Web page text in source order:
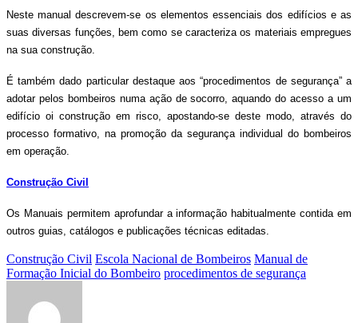
Neste manual descrevem-se os elementos essenciais dos edifícios e as
suas diversas funções, bem como se caracteriza os materiais empregues
na sua construção.
É também dado particular destaque aos “procedimentos de segurança” a
adotar pelos bombeiros numa ação de socorro, aquando do acesso a um
edifício oi construção em risco, apostando-se deste modo, através do
processo formativo, na promoção da segurança individual do bombeiros
em operação.
Construção Civil
Os Manuais permitem aprofundar a informação habitualmente contida em
outros guias, catálogos e publicações técnicas editadas.
Construção Civil Escola Nacional de Bombeiros Manual de
Formação Inicial do Bombeiro procedimentos de segurança